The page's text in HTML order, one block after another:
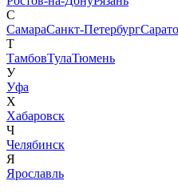
С
СамараСанкт-Петербург
Т
ТамбовТулаТюмень
У
Уфа
Х
Хабаровск
Ч
Челябинск
Я
Ярославль